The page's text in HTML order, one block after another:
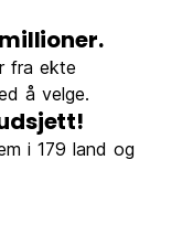
fra ekte
å velge.
i 179 land og